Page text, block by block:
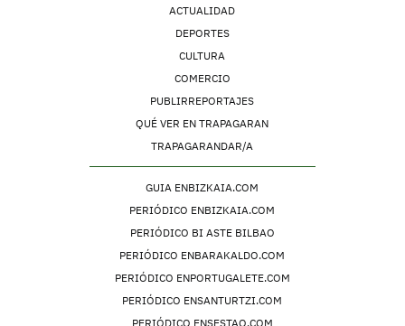
ACTUALIDAD
DEPORTES
CULTURA
COMERCIO
PUBLIRREPORTAJES
QUÉ VER EN TRAPAGARAN
TRAPAGARANDAR/A
GUIA ENBIZKAIA.COM
PERIÓDICO ENBIZKAIA.COM
PERIÓDICO BI ASTE BILBAO
PERIÓDICO ENBARAKALDO.COM
PERIÓDICO ENPORTUGALETE.COM
PERIÓDICO ENSANTURTZI.COM
PERIÓDICO ENSESTAO.COM